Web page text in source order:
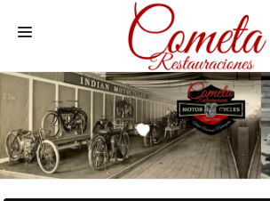
MOTOS NACIONALES Y OTRAS
REC. MOTOS